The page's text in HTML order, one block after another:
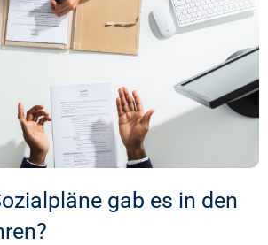
gab es in den